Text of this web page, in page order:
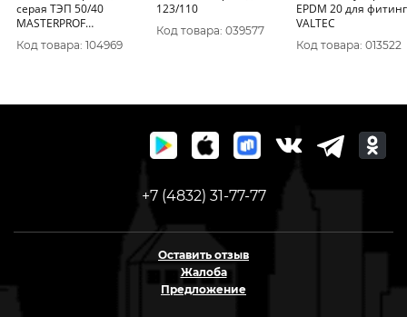
серая ТЭП 50/40
MASTERPROF
уп.100/1шт.
Код товара: 104969
123/110
Код товара: 039577
EPDM 20 для
VALTEC
Код товара: 013522
+7 (4832) 31-77-77
Оставить отзыв
Жалоба
Предложение